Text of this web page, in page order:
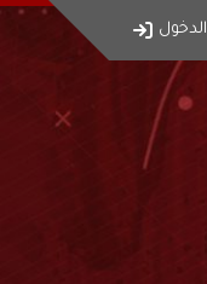
الدخول